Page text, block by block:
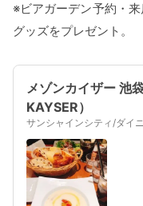
※ビアガーデン予約・
グッズをプレゼント。
メゾンカイザー 池
KAYSER）
サンシャインシティ/ダイ